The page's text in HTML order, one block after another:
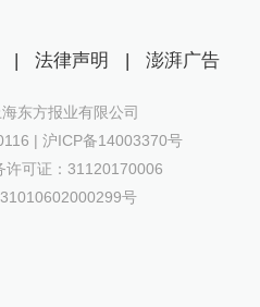
| 法律声明 | 澎湃广告
海东方报业有限公司
| 沪ICP备14003370号
许可证：31120170006
号